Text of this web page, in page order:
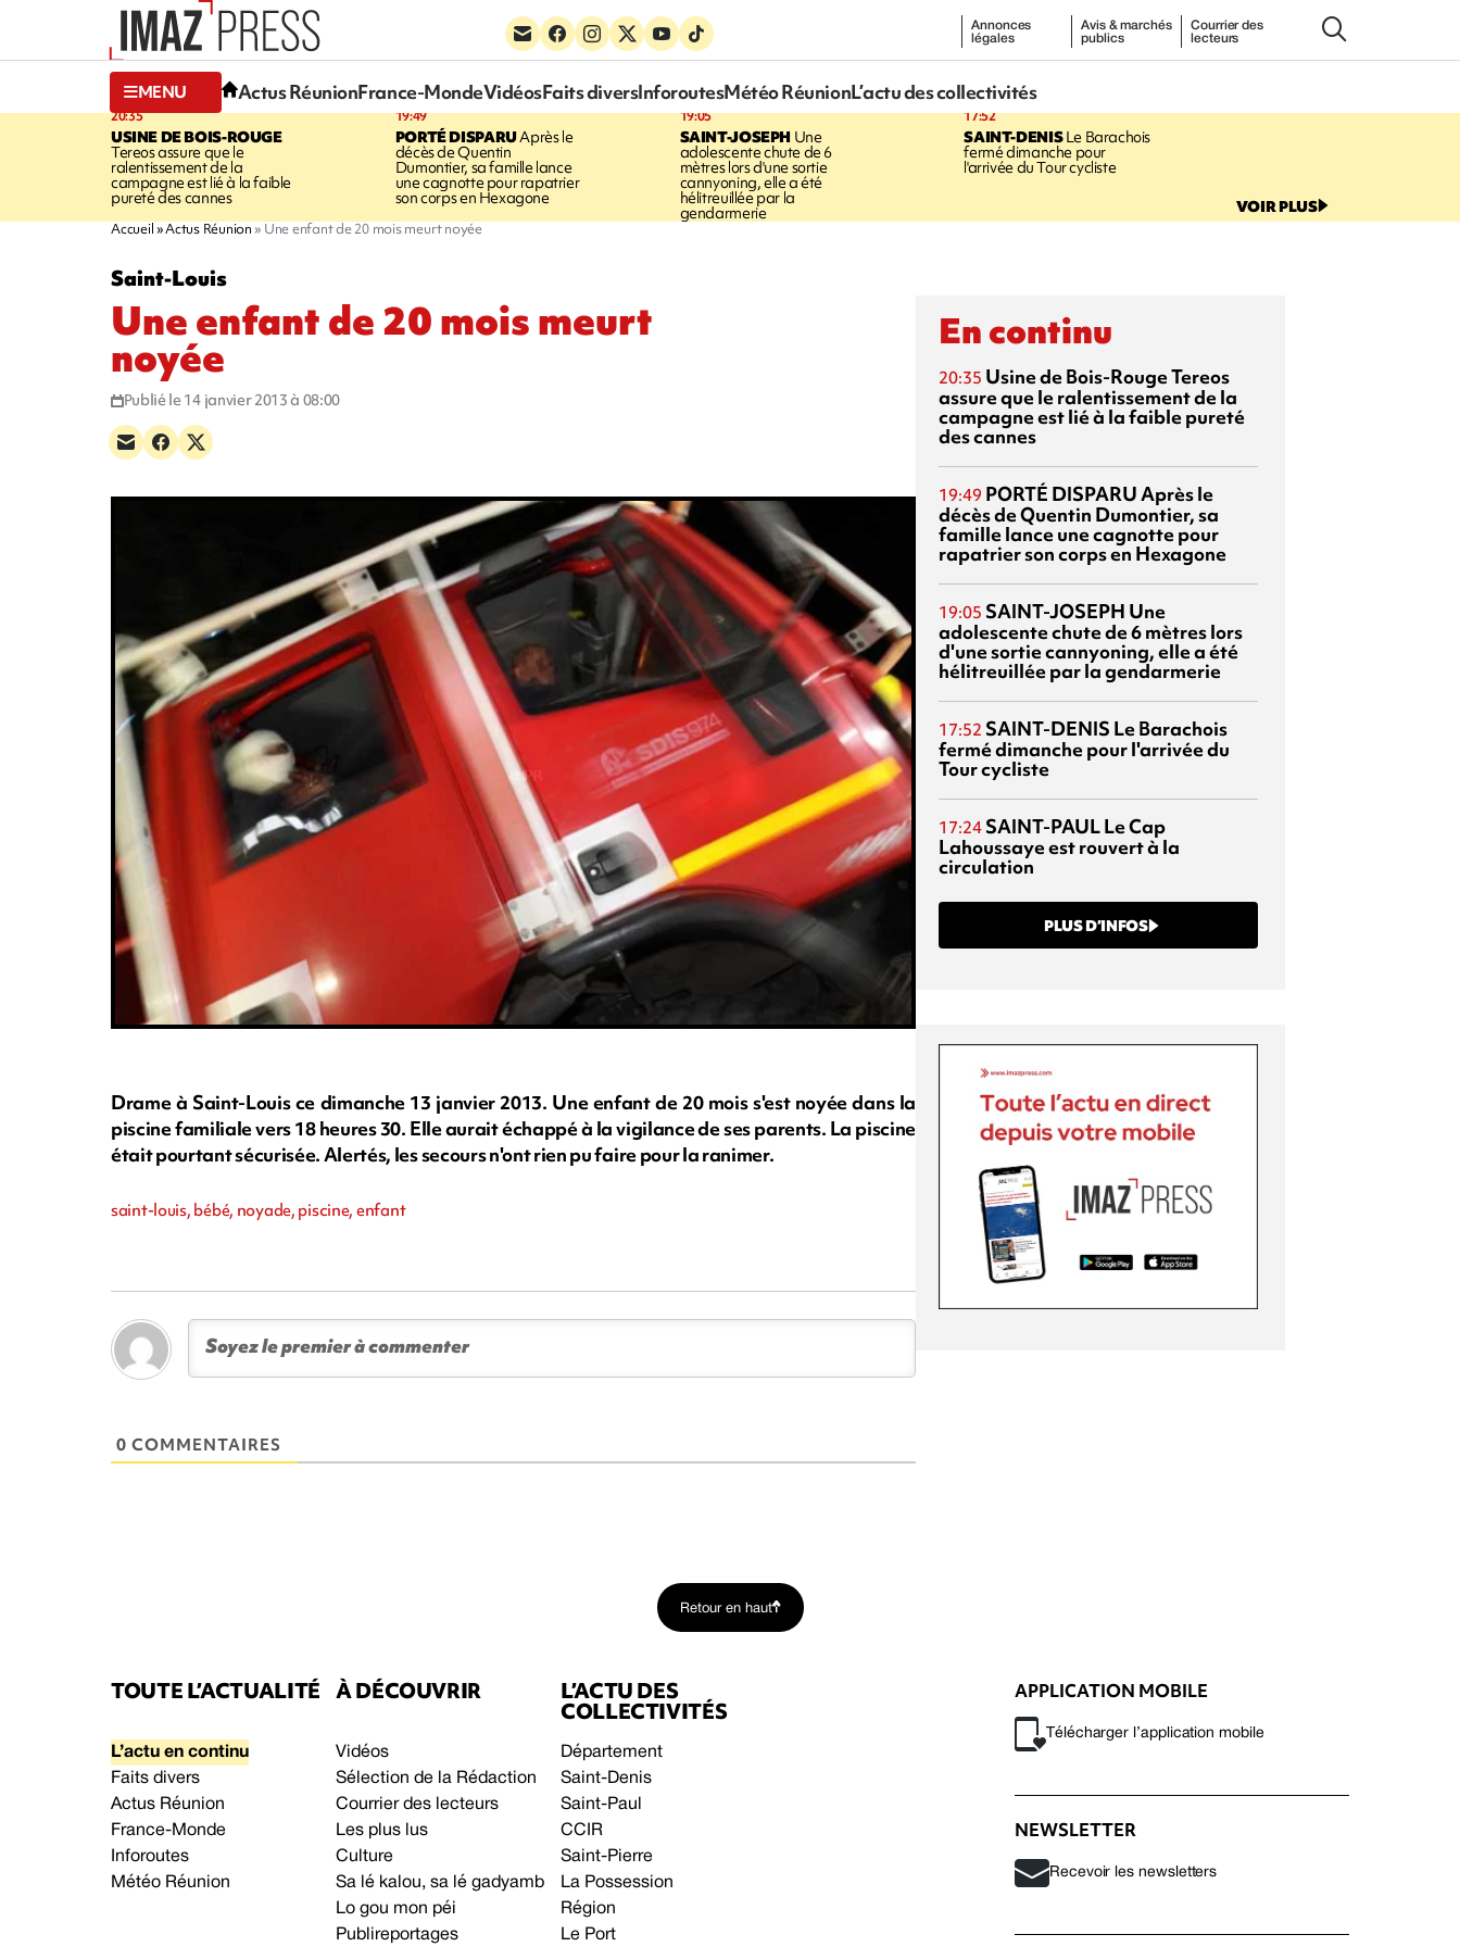
Annonces
légales
Avis & marchés
publics
Courrier des
lecteurs
MENU Actus RéunionFrance-MondeVidéosFaits diversInforoutesMétéo RéunionL’actu des collectivités
20:35
USINE DE BOIS-ROUGE
Tereos assure que le
ralentissement de la
campagne est lié à la faible
pureté des cannes
19:49
PORTÉ DISPARUAprès le
décès de Quentin
Dumontier, sa famille lance
une cagnotte pour rapatrier
son corps en Hexagone
19:05
SAINT-JOSEPHUne
adolescente chute de 6
mètres lors d'une sortie
cannyoning, elle a été
hélitreuillée par la
gendarmerie
17:52
SAINT-DENISLe Barachois
fermé dimanche pour
l'arrivée du Tour cycliste
VOIR PLUS
Accueil Actus Réunion Une enfant de 20 mois meurt noyée
Saint-Louis
Une enfant de 20 mois meurt
noyée
Publié le 14 janvier 2013 à 08:00
Drame à Saint-Louis ce dimanche 13 janvier 2013. Une enfant de 20 mois s'est noyée dans la
piscine familiale vers 18 heures 30. Elle aurait échappé à la vigilance de ses parents. La piscine
était pourtant sécurisée. Alertés, les secours n'ont rien pu faire pour la ranimer.
saint-louis, bébé, noyade, piscine, enfant
0 COMMENTAIRES
En continu
20:35 Usine de Bois-RougeTereos
assure que le ralentissement de la
campagne est lié à la faible pureté
des cannes
19:49 PORTÉ DISPARUAprès le
décès de Quentin Dumontier, sa
famille lance une cagnotte pour
rapatrier son corps en Hexagone
19:05 SAINT-JOSEPH Une
adolescente chute de 6 mètres lors
d'une sortie cannyoning, elle a été
hélitreuillée par la gendarmerie
17:52 SAINT-DENIS Le Barachois
fermé dimanche pour l'arrivée du
Tour cycliste
17:24 SAINT-PAULLe Cap
Lahoussaye est rouvert à la
circulation
PLUS D’INFOS
Retour en haut
TOUTE L’ACTUALITÉ
L’actu en continu
Faits divers
Actus Réunion
France-Monde
Inforoutes
Météo Réunion
À DÉCOUVRIR
Vidéos
Sélection de la Rédaction
Courrier des lecteurs
Les plus lus
Culture
Sa lé kalou, sa lé gadyamb
Lo gou mon péi
Publireportages
L’ACTU DES
COLLECTIVITÉS
Département
Saint-Denis
Saint-Paul
CCIR
Saint-Pierre
La Possession
Région
Le Port
APPLICATION MOBILE
Télécharger l’application mobile
NEWSLETTER
Recevoir les newsletters